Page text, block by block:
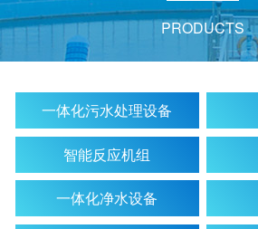
PRODUCTS
一体化污水处理设备
智能反应机组
一体化净水设备